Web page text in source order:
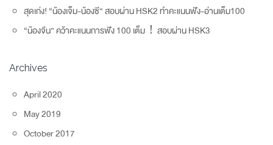
สุดเก่ง! “น้องเจ็ม-น้องซี” สอบผ่าน HSK2 ทำคะแนนฟัง-อ่านเต็ม100
“น้องจีน” คว้าคะแนนการฟัง 100 เต็ม！สอบผ่าน HSK3
Archives
April 2020
May 2019
October 2017